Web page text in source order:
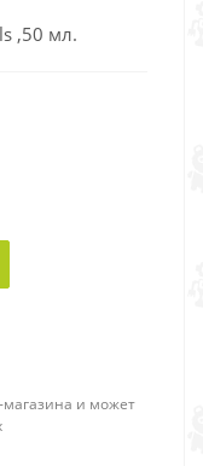
,50 мл.
магазина и может